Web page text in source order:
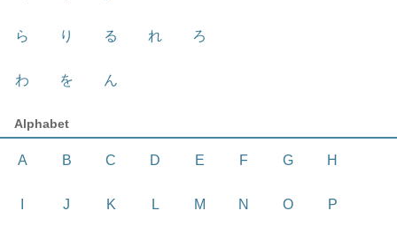
ら り る れ ろ
わ を ん
Alphabet
A B C D E F G H
J K L M N O P